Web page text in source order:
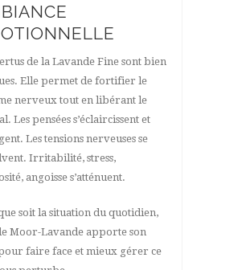
de la Lavande Fine sont bien
Elle permet de fortifier le
nerveux tout en libérant le
Les pensées s’éclaircissent et
Les tensions nerveuses se
Irritabilité, stress,
angoisse s’atténuent.
soit la situation du quotidien,
Moor-Lavande apporte son
faire face et mieux gérer ce